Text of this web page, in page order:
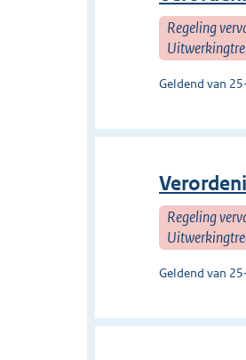
Regeling
Geldend van
Regeling
Geldend van